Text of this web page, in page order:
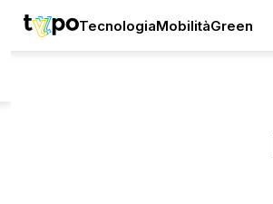
TecnologiaMobilitàGreen